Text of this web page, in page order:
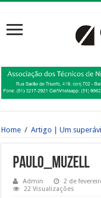
Home / Artigo | Um
Paulo_Muzell
Admin 2 de
22 Visualizações